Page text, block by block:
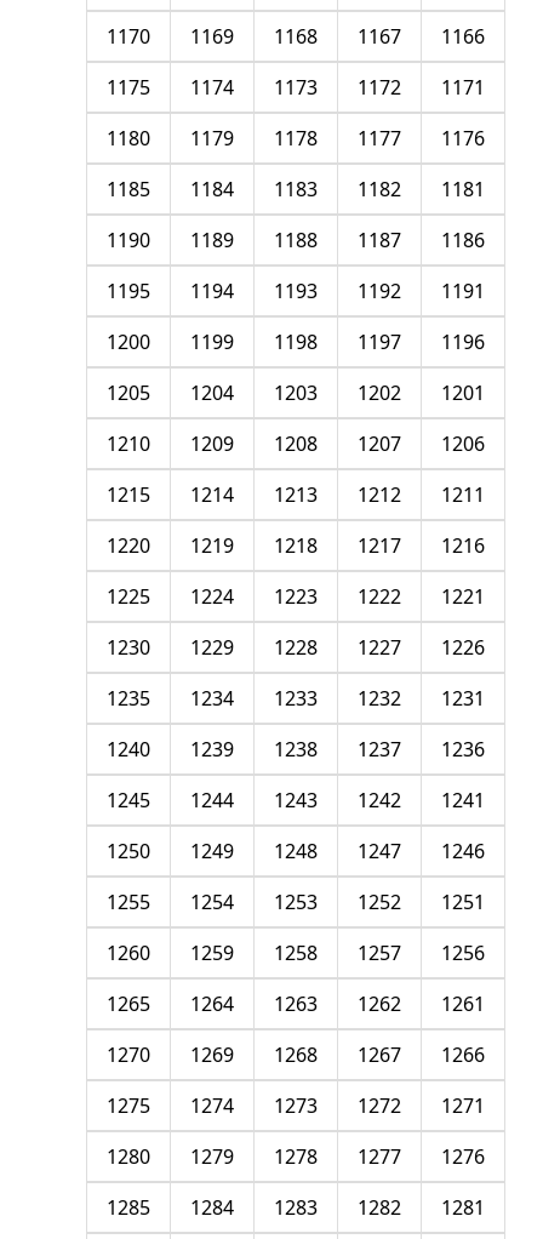
1166
1167
1168
1169
1170
1171
1172
1173
1174
1175
1176
1177
1178
1179
1180
1181
1182
1183
1184
1185
1186
1187
1188
1189
1190
1191
1192
1193
1194
1195
1196
1197
1198
1199
1200
1201
1202
1203
1204
1205
1206
1207
1208
1209
1210
1211
1212
1213
1214
1215
1216
1217
1218
1219
1220
1221
1222
1223
1224
1225
1226
1227
1228
1229
1230
1231
1232
1233
1234
1235
1236
1237
1238
1239
1240
1241
1242
1243
1244
1245
1246
1247
1248
1249
1250
1251
1252
1253
1254
1255
1256
1257
1258
1259
1260
1261
1262
1263
1264
1265
1266
1267
1268
1269
1270
1271
1272
1273
1274
1275
1276
1277
1278
1279
1280
1281
1282
1283
1284
1285